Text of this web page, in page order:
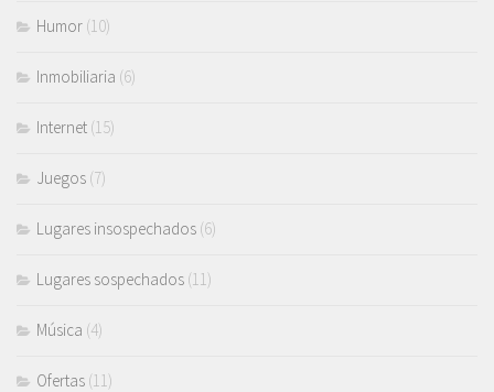
Humor (10)
Inmobiliaria (6)
Internet (15)
Juegos (7)
Lugares insospechados (6)
Lugares sospechados (11)
Música (4)
Ofertas (11)